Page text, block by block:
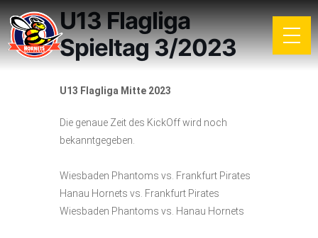
U13 Flagliga
Spieltag 3/2023
U13 Flagliga Mitte 2023
Die genaue Zeit des KickOff wird noch
bekanntgegeben.
Wiesbaden Phantoms vs. Frankfurt Pirates
Hanau Hornets vs. Frankfurt Pirates
Wiesbaden Phantoms vs. Hanau Hornets